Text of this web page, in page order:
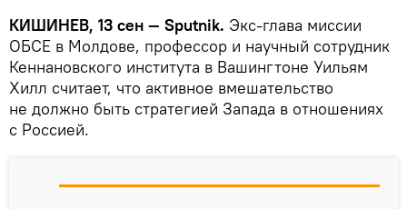
КИШИНЕВ, 13 сен — Sputnik. Экс-глава миссии
ОБСЕ в Молдове, профессор и научный сотрудник
Кеннановского института в Вашингтоне Уильям
Хилл считает, что активное вмешательство
не должно быть стратегией Запада в отношениях
с Россией.